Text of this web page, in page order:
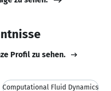
Profil zu sehen.
Computational Fluid Dynamics